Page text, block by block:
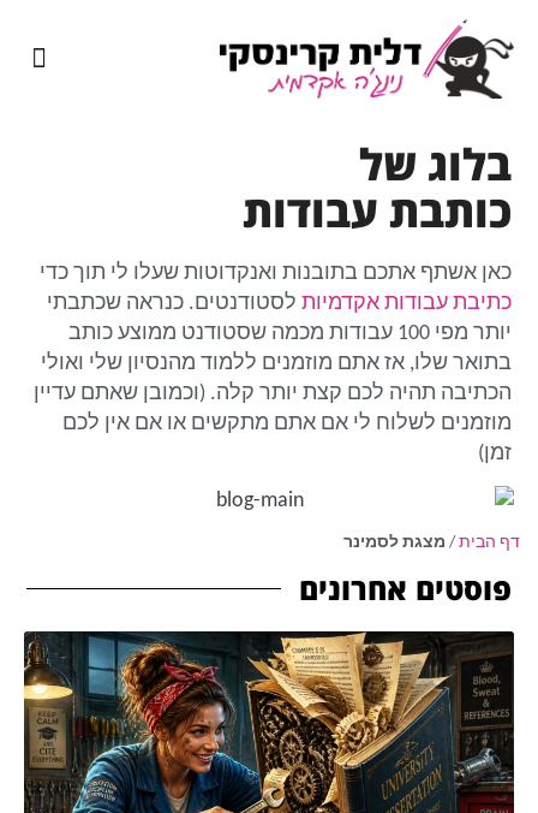
בלוג של
כותבת עבודות
כאן אשתף אתכם בתובנות ואנקדוטות שעלו לי תוך כדי
כתיבת עבודות אקדמיות לסטודנטים. כנראה שכתבתי
יותר מפי 100 עבודות מכמה שסטודנט ממוצע כותב
בתואר שלו, אז אתם מוזמנים ללמוד מהנסיון שלי ואולי
הכתיבה תהיה לכם קצת יותר קלה. (וכמובן שאתם עדיין
מוזמנים לשלוח לי אם אתם מתקשים או אם אין לכם
זמן)
דף הבית / מצגת לסמינר
פוסטים אחרונים